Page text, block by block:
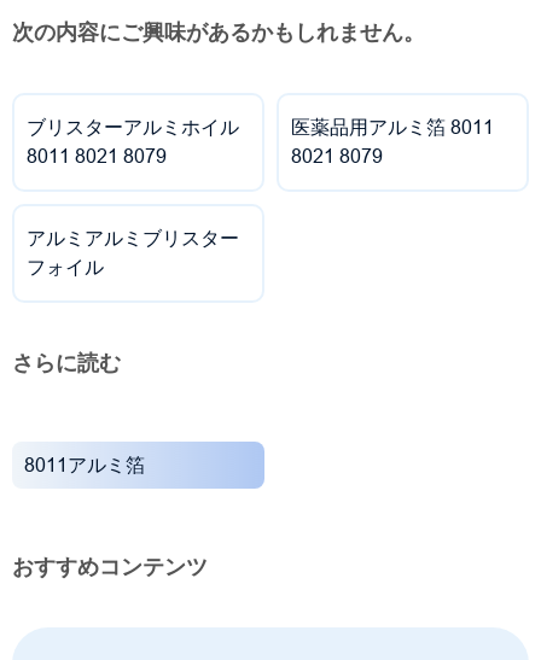
次の内容にご興味があるかもしれません。
ブリスターアルミホイル
8011 8021 8079
医薬品用アルミ箔 8011
8021 8079
アルミアルミブリスター
フォイル
さらに読む
8011アルミ箔
おすすめコンテンツ